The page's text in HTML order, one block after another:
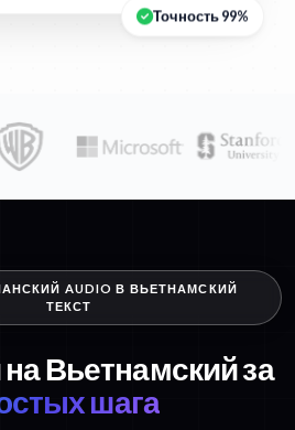
Точность 99%
AUDIO В ВЬЕТНАМСКИЙ
ТЕКСТ
Вьетнамский за
шага